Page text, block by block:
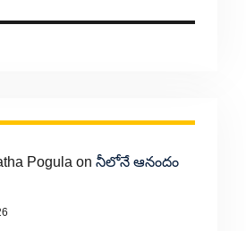
Pogula on నీలోనే ఆనందం